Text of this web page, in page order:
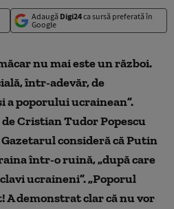
Adaugă Digi24ca sursă preferată în
Google
nu mai este un război.
într-adevăr, de
a poporului ucrainean”.
Cristian Tudor Popescu
consideră că Putin
într-o ruină, „după care
ucraineni”. „Poporul
A demonstrat clar că nu vor